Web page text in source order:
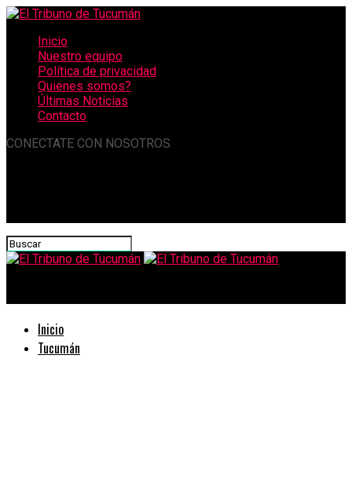
Inicio
Nuestro equipo
Política de privacidad
Quienes somos?
Últimas Noticias
Contacto
CONECTATE CON NOSOTROS
Inicio
Tucumán